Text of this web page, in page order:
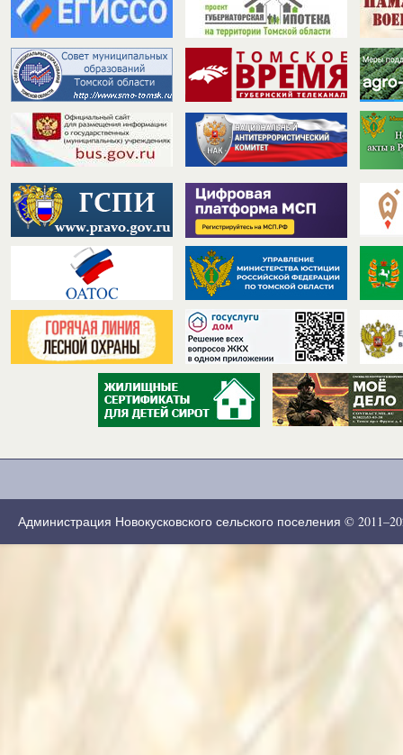
Администрация Новокусковского сельского поселения ©